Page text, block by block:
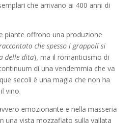
che arrivano ai 400 anni di
piante offrono una produzione
che spesso i grappoli si
delle dita), ma il romanticismo di
di una vendemmia che va
secoli è una magia che non ha
vino.
emozionante e nella masseria
una vista mozzafiato sulla vallata